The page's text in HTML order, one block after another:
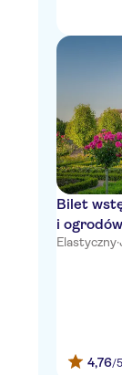
Bilet
i ogrodów
Elastyczny·
4,76/5